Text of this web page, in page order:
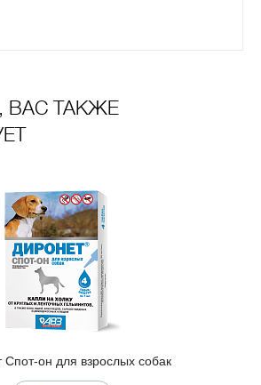
ТАКЖЕ
Спот-он для взрослых собак